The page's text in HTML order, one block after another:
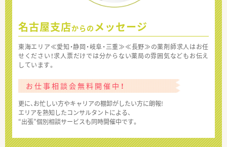
名古屋支店からの メッセージ
東海エリア≪愛知・静岡・岐阜・三重≫≪長野≫の薬剤師求人はお任
せください！求人票だけでは分からない薬局の雰囲気などもお伝え
しています。
お仕事相談会無料開催中！
更に、お忙しい方やキャリアの棚卸がしたい方に朗報!
エリアを熟知したコンサルタントによる、
“出張”個別相談サービスも同時開催中です。